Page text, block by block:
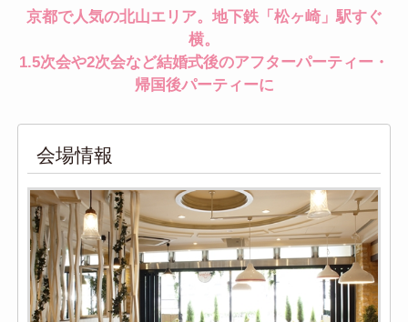
京都で人気の北山エリア。地下鉄「松ヶ崎」駅すぐ
横。
1.5次会や2次会など結婚式後のアフターパーティー・
帰国後パーティーに
会場情報